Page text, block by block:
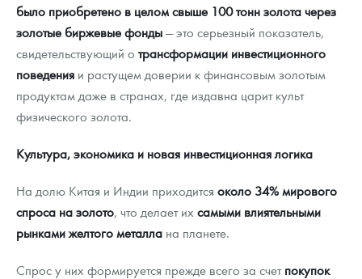
было приобретено в целом свыше 100 тонн золота через
золотые биржевые фонды— это серьезный показатель,
свидетельствующий о трансформации инвестиционного
поведения и растущем доверии к финансовым золотым
продуктам даже в странах, где издавна царит культ
физического золота.
Культура, экономика и новая инвестиционная логика
На долю Китая и Индии приходится около 34% мирового
спроса на золото, что делает их самыми влиятельными
рынками желтого металла на планете.
Спрос у них формируется прежде всего за счетпокупок